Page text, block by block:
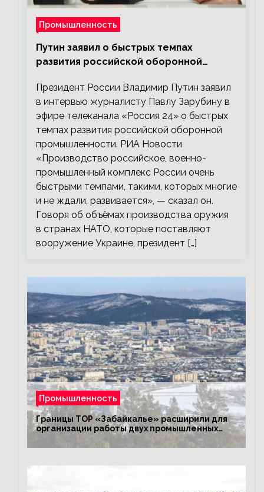
Промышленность
Путин заявил о быстрых темпах
развития российской оборонной
Президент России Владимир Путин заявил
в интервью журналисту Павлу Зарубину в
эфире телеканала «Россия 24» о быстрых
темпах развития российской оборонной
промышленности. РИА Новости
«Производство российское, военно-
промышленный комплекс России очень
быстрыми темпами, такими, которых многие
и не ждали, развивается», — сказал он.
Говоря об объёмах производства оружия
в странах НАТО, которые поставляют
вооружение Украине, президент […]
Промышленность
Границы ТОР «Забайкалье» расширили для
организации работы двух промышленных
предприятий